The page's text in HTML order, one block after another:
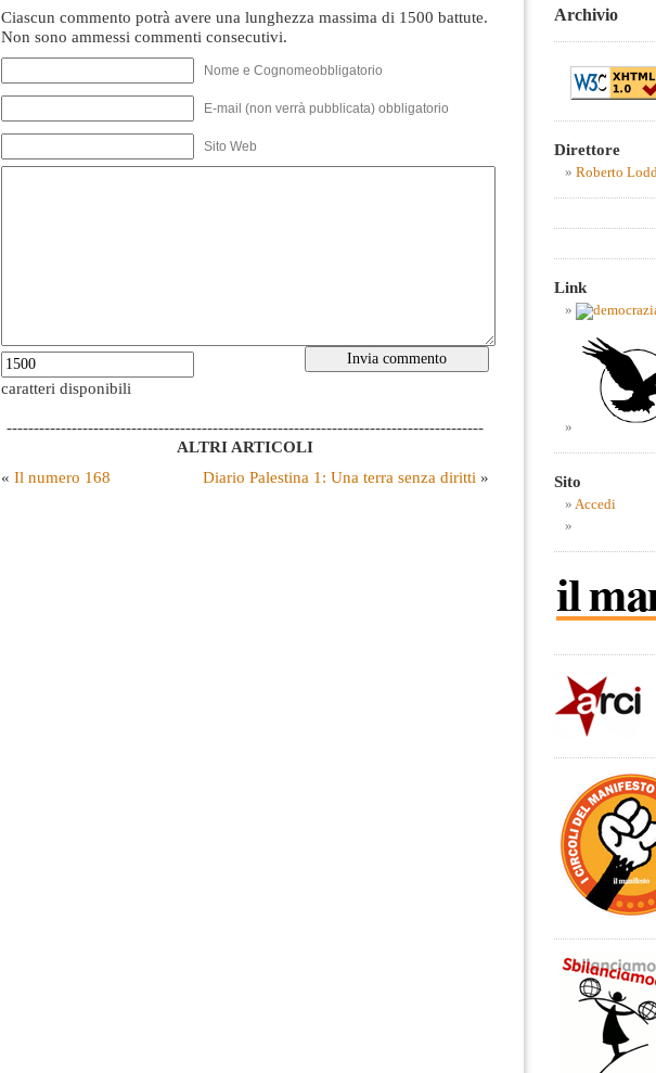
Ciascun commento potrà avere una lunghezza massima di 1500 battute.
Non sono ammessi commenti consecutivi.
Nome e Cognomeobbligatorio
E-mail (non verrà pubblicata) obbligatorio
Sito Web
caratteri disponibili
----------------------------------------------------------------------------------------
ALTRI ARTICOLI
« Il numero 168 Diario Palestina 1: Una terra senza diritti »
Archivio
Direttore
Roberto
Link
Sito
Accedi